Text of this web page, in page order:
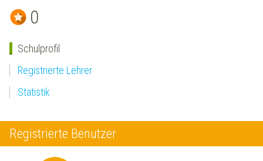
0
Schulprofil
Registrierte Lehrer
Statistik
Registrierte Benutzer